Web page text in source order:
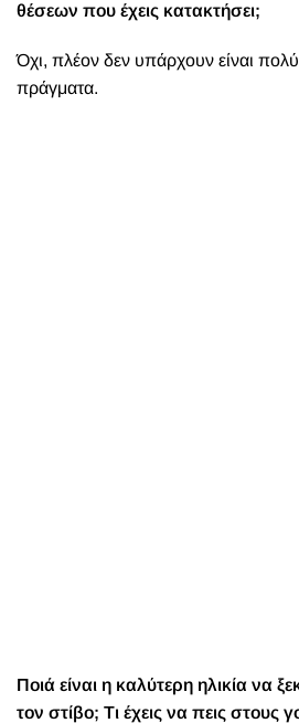
θέσεων που έχεις κατακτήσει;
Όχι, πλέον δεν υπάρχουν είναι
πράγματα.
Ποιά είναι η καλύτερη ηλικία να
τον στίβο; Τι έχεις να πεις στους